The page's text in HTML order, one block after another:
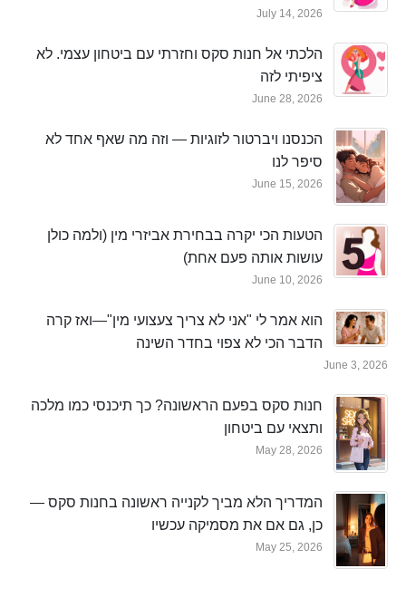
July 14, 2026
הלכתי אל חנות סקס וחזרתי עם ביטחון עצמי. לא
ציפיתי לזה
June 28, 2026
הכנסנו ויברטור לזוגיות — וזה מה שאף אחד לא
סיפר לנו
June 15, 2026
הטעות הכי יקרה בבחירת אביזרי מין (ולמה כולן
עושות אותה פעם אחת)
June 10, 2026
הוא אמר לי "אני לא צריך צעצועי מין"—ואז קרה
הדבר הכי לא צפוי בחדר השינה
June 3, 2026
חנות סקס בפעם הראשונה? כך תיכנסי כמו מלכה
ותצאי עם ביטחון
May 28, 2026
המדריך הלא מביך לקנייה ראשונה בחנות סקס —
כן, גם אם את מסמיקה עכשיו
May 25, 2026